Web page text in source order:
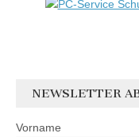
NEWSLETTER
Vorname